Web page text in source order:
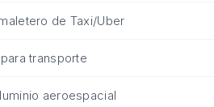
de Taxi/Uber
transporte
aeroespacial